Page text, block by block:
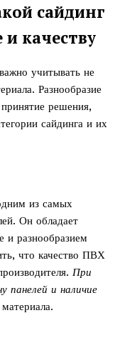
сайдинг
качеству
учитывать не
Разнообразие
решения,
сайдинга и их
из самых
Он обладает
и разнообразием
что качество ПВХ
При
панелей и наличие